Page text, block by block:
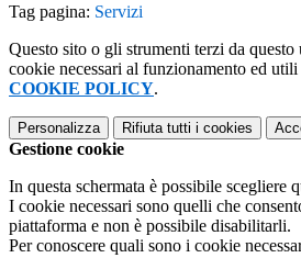
Tag pagina: Servizi
Questo sito o gli strumenti terzi da
cookie necessari al funzionamento ed
COOKIE POLICY.
Personalizza Rifiuta tutti i cookies
Gestione cookie
In questa schermata è possibile scegliere
I cookie necessari sono quelli che
piattaforma e non è possibile disabilitarli.
Per conoscere quali sono i cookie